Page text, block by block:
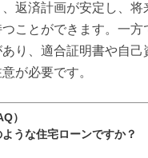
返済計画が安定し、将
ことができます。一方
り、適合証明書や自己
が必要です。
）
うな住宅ローンですか？